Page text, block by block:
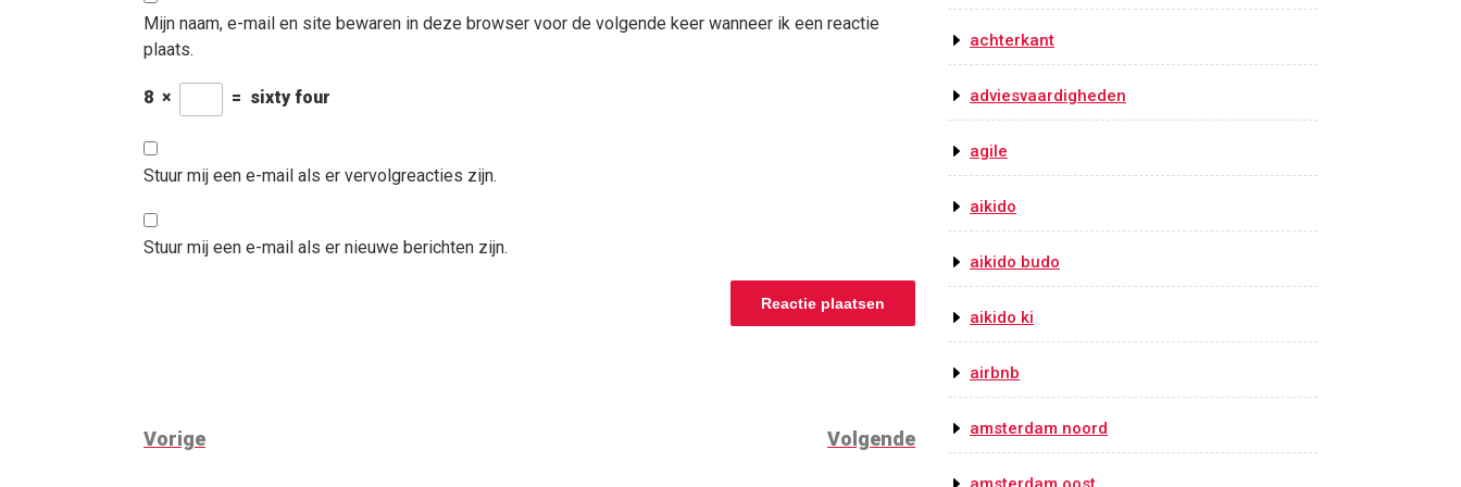
Mijn naam, e-mail en site bewaren in deze browser voor de volgende keer wanneer ik een reactie
plaats.
8 × = sixty four
Stuur mij een e-mail als er vervolgreacties zijn.
Stuur mij een e-mail als er nieuwe berichten zijn.
BERICHTNAVIGATIE
Vorig
Vorige
Volgend
Volgende
achterkant
adviesvaardigheden
agile
aikido
aikido budo
aikido ki
airbnb
amsterdam noord